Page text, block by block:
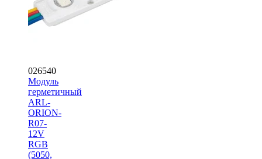
026540
Модуль
герметичный
ARL-
ORION-
R07-
12V
RGB
(5050,